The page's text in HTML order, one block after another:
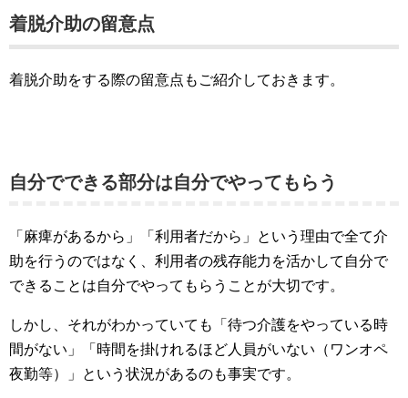
着脱介助の留意点
着脱介助をする際の留意点もご紹介しておきます。
自分でできる部分は自分でやってもらう
「麻痺があるから」「利用者だから」という理由で全て介
助を行うのではなく、利用者の残存能力を活かして自分で
できることは自分でやってもらうことが大切です。
しかし、それがわかっていても「待つ介護をやっている時
間がない」「時間を掛けれるほど人員がいない（ワンオペ
夜勤等）」という状況があるのも事実です。